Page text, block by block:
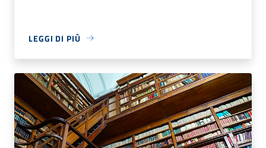
LEGGI DI PIÙ